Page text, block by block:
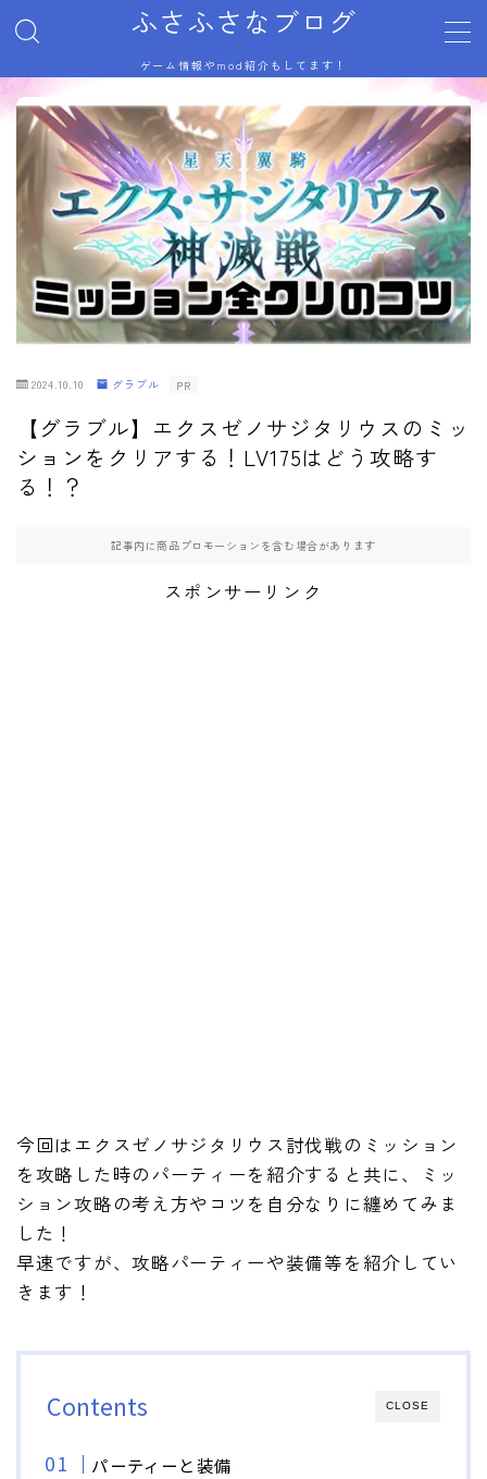
ふさふさなブログ
ゲーム情報やmod紹介もしてます！
MENU
サイトマップ
トップページ
プライバシーポリシー
利用規約／特定商取引法に基づく表記
有料記事の決済完了ページ
自己紹介
記事一覧
運営者情報
2024.10.10 グラブル PR
【グラブル】エクスゼノサジタリウスのミッ
ションをクリアする！LV175はどう攻略す
る！？
記事内に商品プロモーションを含む場合があります
スポンサーリンク
今回はエクスゼノサジタリウス討伐戦のミッション
を攻略した時のパーティーを紹介すると共に、ミッ
ション攻略の考え方やコツを自分なりに纏めてみま
した！
早速ですが、攻略パーティーや装備等を紹介してい
きます！
CLOSE
Contents
パーティーと装備